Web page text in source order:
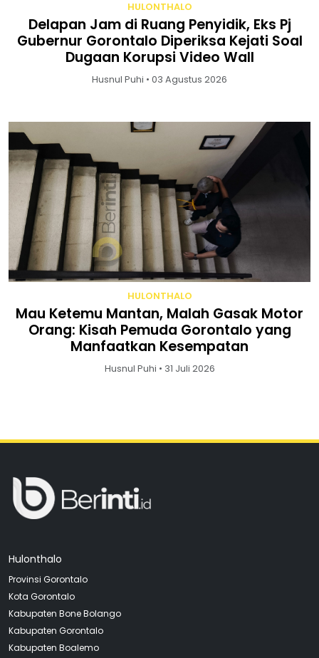
HULONTHALO
Delapan Jam di Ruang Penyidik, Eks Pj
Gubernur Gorontalo Diperiksa Kejati Soal
Dugaan Korupsi Video Wall
Husnul Puhi • 03 Agustus 2026
HULONTHALO
Mau Ketemu Mantan, Malah Gasak Motor
Orang: Kisah Pemuda Gorontalo yang
Manfaatkan Kesempatan
Husnul Puhi • 31 Juli 2026
Hulonthalo
Provinsi Gorontalo
Kota Gorontalo
Kabupaten Bone Bolango
Kabupaten Gorontalo
Kabupaten Boalemo